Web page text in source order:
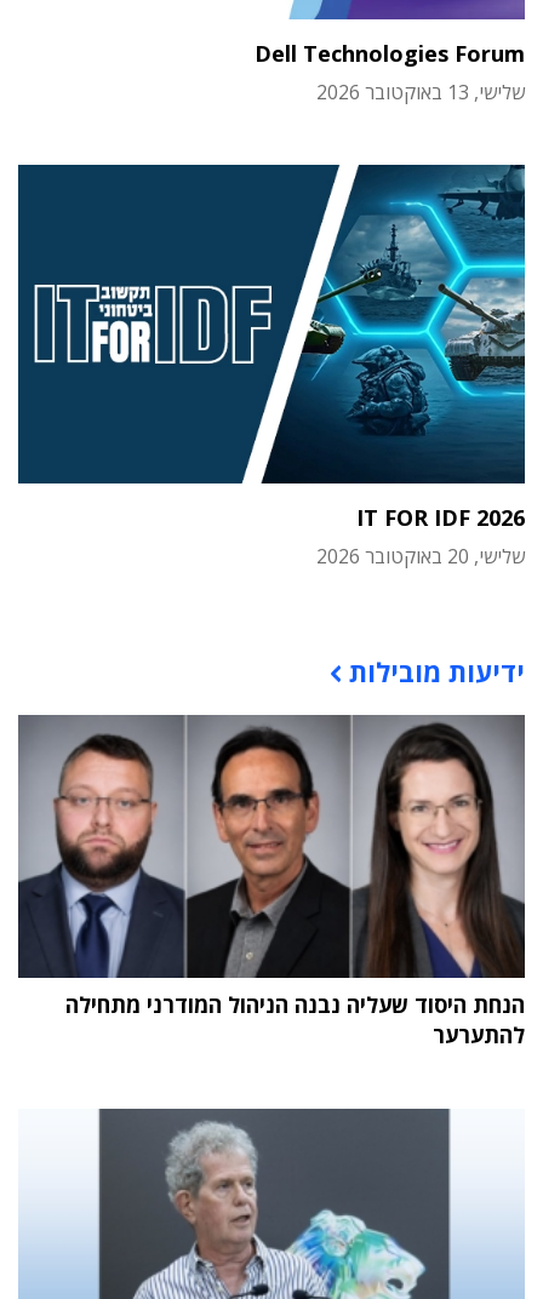
Dell Technologies Forum
שלישי, 13 באוקטובר 2026
IT FOR IDF 2026
שלישי, 20 באוקטובר 2026
ידיעות מובילות
הנחת היסוד שעליה נבנה הניהול המודרני מתחילה
להתערער